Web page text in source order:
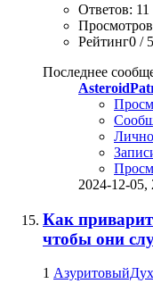
Ответов: 11
Рейтинг0 / 5
Последнее
2024-12-05,
Как
чтобы они
1 АзуритовыйДух